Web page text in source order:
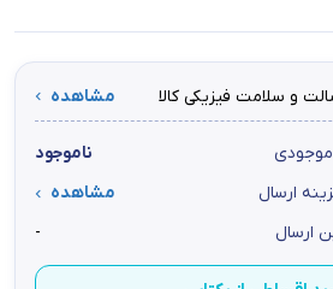
و سلامت فیزیکی کالا مشاهده
ناموجود
ارسال
مشاهده
ارسال
-